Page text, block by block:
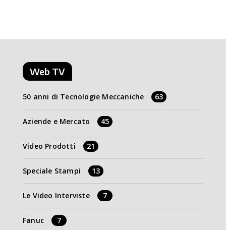
Web TV
50 anni di Tecnologie Meccaniche 63
Aziende e Mercato 45
Video Prodotti 21
Speciale Stampi 13
Le Video Interviste 7
Fanuc 7